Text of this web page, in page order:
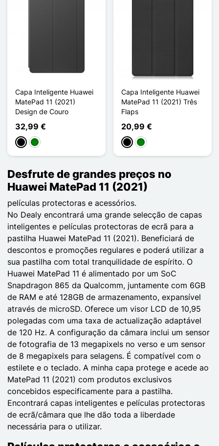
Capa Inteligente Huawei
MatePad 11 (2021)
Design de Couro
32,99 €
PretoVerde
Capa Inteligente Huawei
MatePad 11 (2021) Três
Flaps
20,99 €
PretoVerde
Desfrute de grandes preços no
Huawei MatePad 11 (2021)
películas protectoras e acessórios.
No Dealy encontrará uma grande selecção de capas
inteligentes e películas protectoras de ecrã para a
pastilha Huawei MatePad 11 (2021). Beneficiará de
descontos e promoções regulares e poderá utilizar a
sua pastilha com total tranquilidade de espírito. O
Huawei MatePad 11 é alimentado por um SoC
Snapdragon 865 da Qualcomm, juntamente com 6GB
de RAM e até 128GB de armazenamento, expansível
através de microSD. Oferece um visor LCD de 10,95
polegadas com uma taxa de actualização adaptável
de 120 Hz. A configuração da câmara inclui um sensor
de fotografia de 13 megapixels no verso e um sensor
de 8 megapixels para selagens. É compatível com o
estilete e o teclado. A minha capa protege e acede ao
MatePad 11 (2021) com produtos exclusivos
concebidos especificamente para a pastilha.
Encontrará capas inteligentes e películas protectoras
de ecrã/câmara que lhe dão toda a liberdade
necessária para o utilizar.